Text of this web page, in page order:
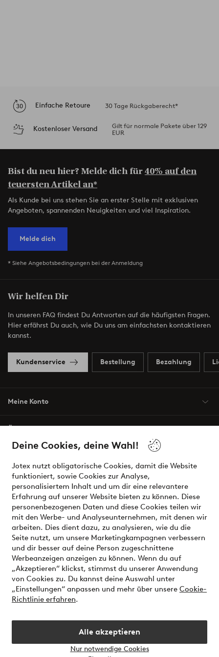
Deine Cookies, deine Wahl!
Jotex nutzt obligatorische Cookies, damit die Website
funktioniert, sowie Cookies zur Analyse,
personalisiertem Inhalt und um dir eine relevantere
Erfahrung auf unserer Website bieten zu können. Diese
personenbezogenen Daten und diese Cookies teilen wir
mit den Werbe- und Analyseunternehmen, mit denen wir
arbeiten. Dies dient dazu, zu analysieren, wie du die
Seite nutzt, um unsere Marketingkampagnen verbessern
und dir besser auf deine Person zugeschnittene
Werbeanzeigen anzeigen zu können. Wenn du auf
„Akzeptieren“ klickst, stimmst du unserer Anwendung
von Cookies zu. Du kannst deine Auswahl unter
„Einstellungen“ anpassen und mehr über unsere Cookie-
Richtlinie erfahren.
Alle akzeptieren
Nur notwendige Cookies
Einfache Retoure 30 Tage Rückgaberecht*
Kostenloser Versand
Gilt für normale Pakete über 129
EUR
Bist du neu hier? Melde dich für40% auf den
teuersten Artikel an*
Als Kunde bei uns stehen Sie an erster Stelle mit exklusiven
Angeboten, spannenden Neuigkeiten und viel Inspiration.
Melde dich
* Siehe Angebotsbedingungen bei der Anmeldung
Wir helfen Dir
In unseren FAQ findest Du Antworten auf die häufigsten Fragen.
Hier erfährst Du auch, wie Du uns am einfachsten kontaktieren
kannst.
Kundenservice Bestellung Bezahlung
Meine Konto
Bedingungen
Sichere Zahlungen - Jetzt bezahlen oder aufteilen
Möchtest du mehr über unsere
Zahlungsmöglichkeitenerfahren?